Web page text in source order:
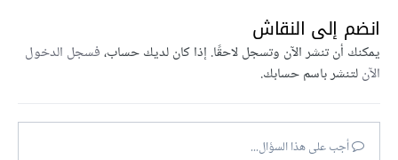
انضم إلى النقاش
يمكنك أن تنشر الآن وتسجل لاحقًا. إذا كان لديك حساب،فسجل الدخول
الآنلتنشر باسم حسابك.
أجب على هذا السؤال...